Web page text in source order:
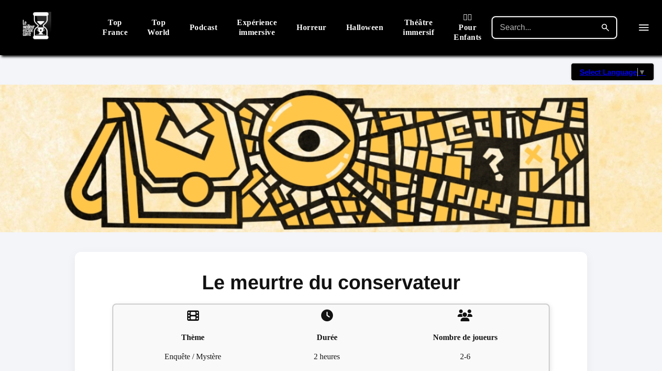
Top
France
Top
World
Podcast
Expérience
immersive
Horreur Halloween
Théâtre
immersif
🙋‍♂️
Pour
Enfants
Select Language ▼
Le meurtre du conservateur
Thème
Enquête / Mystère
Durée
2 heures
Nombre de joueurs
2-6